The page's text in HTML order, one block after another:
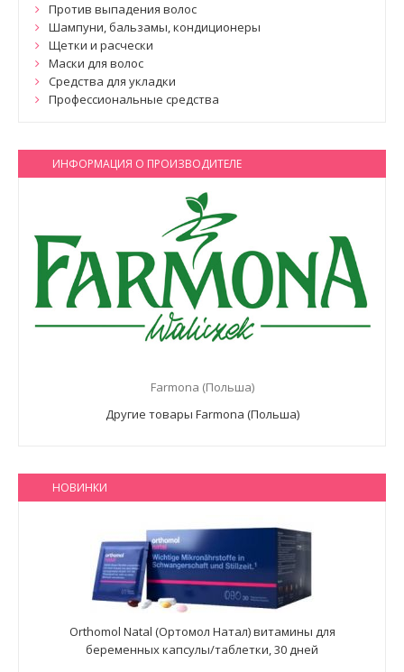
Против выпадения волос
Шампуни, бальзамы, кондиционеры
Щетки и расчески
Маски для волос
Средства для укладки
Профессиональные средства
ИНФОРМАЦИЯ О ПРОИЗВОДИТЕЛЕ
Farmona (Польша)
Другие товары Farmona (Польша)
НОВИНКИ
Orthomol Natal (Ортомол Натал) витамины для
беременных капсулы/таблетки, 30 дней